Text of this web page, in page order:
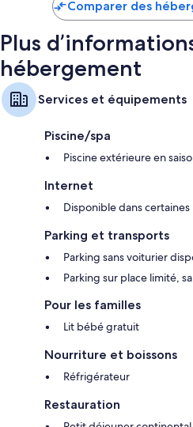
Comparer des
Plus
hébergement
Services et équipements
Piscine/spa
Piscine extérieure en
Internet
Disponible dans
Parking et transports
Parking sans voiturier
Parking sur place limité,
Pour les familles
Lit bébé gratuit
Nourriture et boissons
Réfrigérateur
Restauration